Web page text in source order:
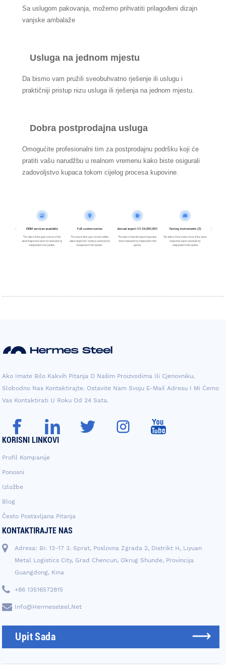
Sa uslugom pakovanja, možemo prihvatiti prilagođeni dizajn
vanjske ambalaže
Usluga na jednom mjestu
Da bismo vam pružili sveobuhvatno rješenje ili uslugu i
praktičniji pristup nizu usluga ili rješenja na jednom mjestu.
Dobra postprodajna usluga
Omogućite profesionalni tim za postprodajnu podršku koji će
pratiti vašu narudžbu u realnom vremenu kako biste osigurali
zadovoljstvo kupaca tokom cijelog procesa kupovine.
Ako Imate Bilo Kakvih Pitanja O Našim Proizvodima Ili Cjenovniku,
Slobodno Nas Kontaktirajte. Ostavite Nam Svoju E-Mail Adresu I Mi Ćemo
Vas Kontaktirati U Roku Od 24 Sata.
KORISNI LINKOVI
Profil Kompanije
Ponosni
Izložbe
Blog
Često Postavljana Pitanja
KONTAKTIRAJTE NAS
Adresa: Br. 13-17 3. Sprat, Poslovna Zgrada 2, Distrikt H, Liyuan
Metal Logistics City, Grad Chencun, Okrug Shunde, Provincija
Guangdong, Kina
+86 13516572815
Info@hermessteel.net
Upit Sada